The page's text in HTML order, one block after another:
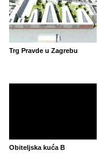
Trg Pravde u Zagrebu
Obiteljska kuća B